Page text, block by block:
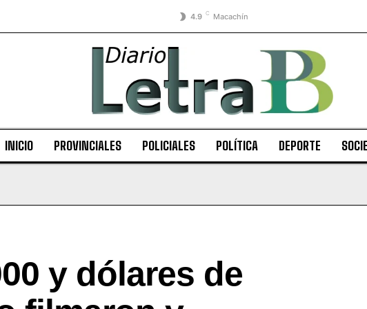
4.9 C Macachín
INICIO PROVINCIALES POLICIALES POLÍTICA DEPORTE
y dólares de